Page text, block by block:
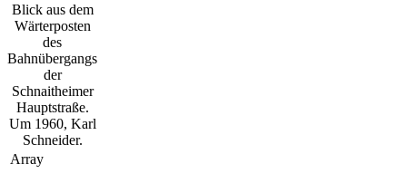
Blick aus dem
Wärterposten
des
Bahnübergangs
der
Schnaitheimer
Hauptstraße.
Um 1960, Karl
Schneider.
Array